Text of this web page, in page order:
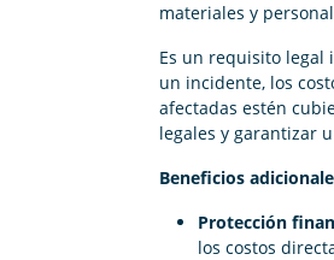
materiales y
Es un requisito legal
un incidente, los
afectadas estén
legales y garantizar
Beneficios
Protección
los costos